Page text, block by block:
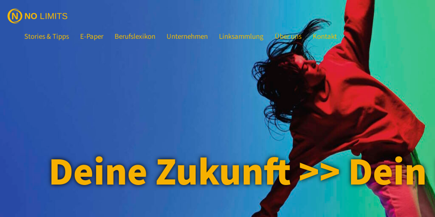
Stories & Tipps E-Paper Berufslexikon Unternehmen Linksammlung Über uns Kontakt
Deine Zukunft >>